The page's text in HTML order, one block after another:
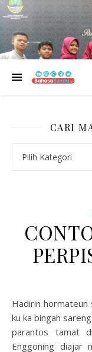
CARI
Hadirin hormateun simkuring, danget ieu téh wuwuh kebek
ku ka bingah
parantos tamat
Enggoning diajar